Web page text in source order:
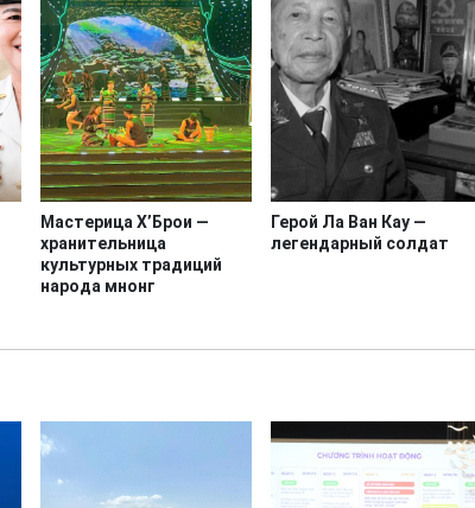
Мастерица Х’Брои —
хранительница
культурных традиций
народа мнонг
Герой Ла Ван Кау —
легендарный солдат